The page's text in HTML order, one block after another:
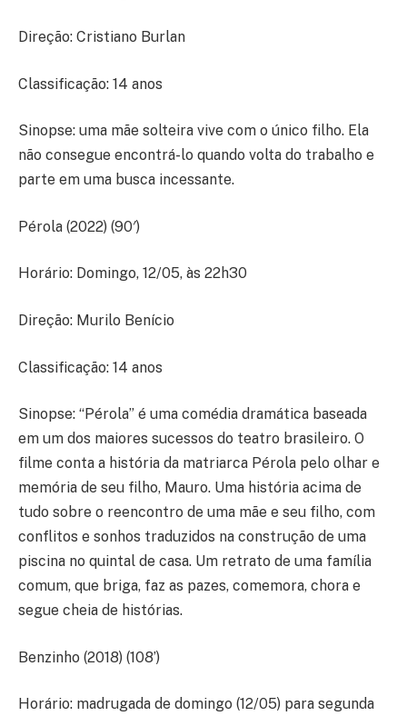
Direção: Cristiano Burlan
Classificação: 14 anos
Sinopse: uma mãe solteira vive com o único filho. Ela
não consegue encontrá-lo quando volta do trabalho e
parte em uma busca incessante.
Pérola (2022) (90′)
Horário: Domingo, 12/05, às 22h30
Direção: Murilo Benício
Classificação: 14 anos
Sinopse: “Pérola” é uma comédia dramática baseada
em um dos maiores sucessos do teatro brasileiro. O
filme conta a história da matriarca Pérola pelo olhar e
memória de seu filho, Mauro. Uma história acima de
tudo sobre o reencontro de uma mãe e seu filho, com
conflitos e sonhos traduzidos na construção de uma
piscina no quintal de casa. Um retrato de uma família
comum, que briga, faz as pazes, comemora, chora e
segue cheia de histórias.
Benzinho (2018) (108’)
Horário: madrugada de domingo (12/05) para segunda